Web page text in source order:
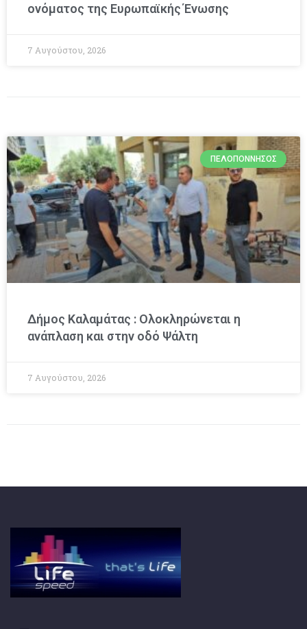
ονόματος της Ευρωπαϊκής Ένωσης
7 Αυγούστου, 2026
ΠΕΛΟΠΌΝΝΗΣΟΣ
Δήμος Καλαμάτας : Ολοκληρώνεται η
ανάπλαση και στην οδό Ψάλτη
7 Αυγούστου, 2026